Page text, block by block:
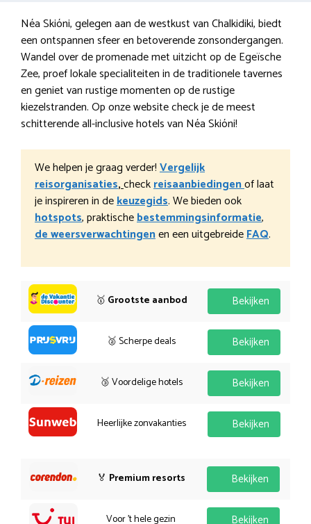
Néa Skióni, gelegen aan de westkust van Chalkidiki, biedt
een ontspannen sfeer en betoverende zonsondergangen.
Wandel over de promenade met uitzicht op de Egeïsche
Zee, proef lokale specialiteiten in de traditionele tavernes
en geniet van rustige momenten op de rustige
kiezelstranden. Op onze website check je de meest
schitterende all-inclusive hotels van Néa Skióni!
We helpen je graag verder!Vergelijk
reisorganisaties,checkreisaanbiedingenof laat
je inspireren in dekeuzegids. We bieden ook
hotspots, praktischebestemmingsinformatie,
de weersverwachtingenen een uitgebreideFAQ.
🥇 Grootste aanbod Bekijken
🥈 Scherpe deals Bekijken
🥉 Voordelige hotels Bekijken
Heerlijke zonvakanties Bekijken
🏅 Premium resorts Bekijken
Voor 't hele gezin Bekijken